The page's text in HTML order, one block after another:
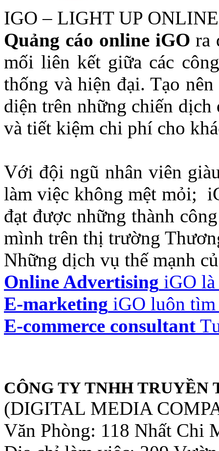
IGO – LIGHT UP ONLINE
Quảng cáo online iGO ra
mối liên kết giữa các
thống và hiện đại. Tạo
diện trên những chiến dịch
và tiết kiệm chi phí cho
Với đội ngũ nhân viên
làm việc không mệt mỏi;
đạt được những thành
mình trên thị trường
Những dịch vụ thế mạnh
Online Advertising iGO
E-marketing iGO luôn tìm
E-commerce consultant
CÔNG TY TNHH TRUYỀN
(DIGITAL MEDIA
Văn Phòng: 118 Nhất Chi